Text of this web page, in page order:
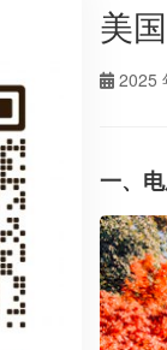
美
2025
一、